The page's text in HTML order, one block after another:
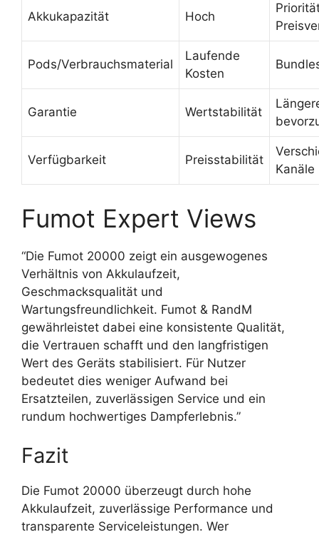
Akkukapazität Hoch
Pods/Verbrauchsmaterial
Laufende
Kosten
Garantie Wertstabilität
Verfügbarkeit Preisstabilität
Kanäle
Fumot Expert Views
“Die Fumot 20000 zeigt ein ausgewogenes
Verhältnis von Akkulaufzeit,
Geschmacksqualität und
Wartungsfreundlichkeit. Fumot & RandM
gewährleistet dabei eine konsistente Qualität,
die Vertrauen schafft und den langfristigen
Wert des Geräts stabilisiert. Für Nutzer
bedeutet dies weniger Aufwand bei
Ersatzteilen, zuverlässigen Service und ein
rundum hochwertiges Dampferlebnis.”
Fazit
Die Fumot 20000 überzeugt durch hohe
Akkulaufzeit, zuverlässige Performance und
transparente Serviceleistungen. Wer